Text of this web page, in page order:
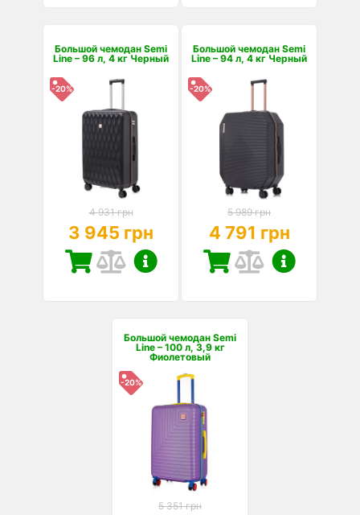
Большой чемодан Semi
Line – 96 л, 4 кг Черный
-20%
4 931 грн
3 945 грн
Большой чемодан Semi
Line – 94 л, 4 кг Черный
-20%
5 989 грн
4 791 грн
Большой чемодан Semi
Line – 100 л, 3,9 кг
Фиолетовый
-20%
5 351 грн